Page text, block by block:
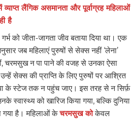
लैंगिक असमानता और पूर्वाग्रह महिलाओं
है
को जीता-जागता जीव बताया दिया था। एक
जब महिलाएं पुरुषों से सेक्स नहीं ‘लेना’
चरमसुख न पा पाने की वजह से उनका ऐसा
उन्हें सेक्स की प्राप्ति के लिए पुरुषों पर आश्रित
के स्टेज तक न पहुंच जाए। इस तरह से न सिर्फ़
स्वास्थ्य को खारिज किया गया, बल्कि दुनिया
गया है। महिलाओं केचरमसुख कोकेवल